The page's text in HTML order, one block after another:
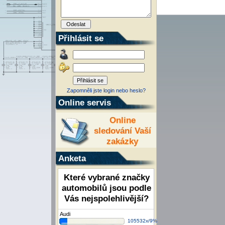
Přihlásit se
Zapomněli jste login nebo heslo?
Online servis
Online
sledování Vaší
zakázky
Anketa
Které vybrané značky
automobilů jsou podle
Vás nejspolehlivější?
Audi
105532x/9%